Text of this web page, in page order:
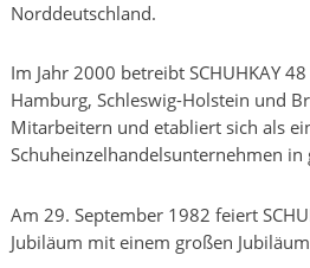
Norddeutschland.
Im Jahr 2000 betreibt SCHUHKAY
Hamburg, Schleswig-Holstein und
Mitarbeitern und etabliert sich als
Schuheinzelhandelsunternehmen in
Am 29. September 1982 feiert
Jubiläum mit einem großen